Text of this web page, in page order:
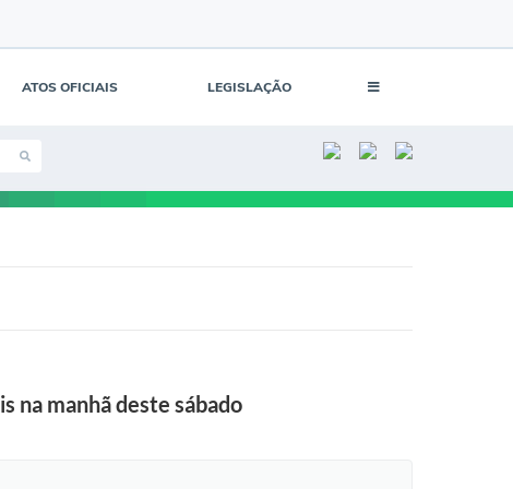
ATOS OFICIAIS LEGISLAÇÃO
na manhã deste sábado